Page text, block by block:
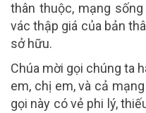
thân thuộc, mạng
vác thập giá của bản
sở hữu.
Chúa mời gọi chúng ta
em, chị em, và cả
gọi này có vẻ phi lý,